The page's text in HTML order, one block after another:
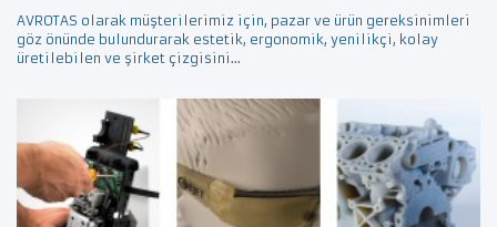
AVROTAS olarak müşterilerimiz için, pazar ve ürün gereksinimleri
göz önünde bulundurarak estetik, ergonomik, yenilikçi, kolay
üretilebilen ve şirket çizgisini...